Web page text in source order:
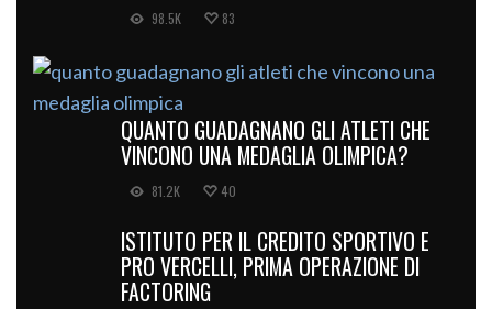
98.5K 83
QUANTO GUADAGNANO GLI ATLETI CHE
VINCONO UNA MEDAGLIA OLIMPICA?
81.2K 40
ISTITUTO PER IL CREDITO SPORTIVO E
PRO VERCELLI, PRIMA OPERAZIONE DI
FACTORING